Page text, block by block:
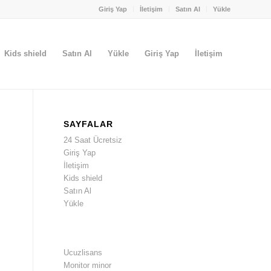
Giriş Yap İletişim Satın Al Yükle
Kids shield Satın Al Yükle Giriş Yap İletişim
SAYFALAR
24 Saat Ücretsiz
Giriş Yap
İletişim
Kids shield
Satın Al
Yükle
Ucuzlisans
Monitor minor